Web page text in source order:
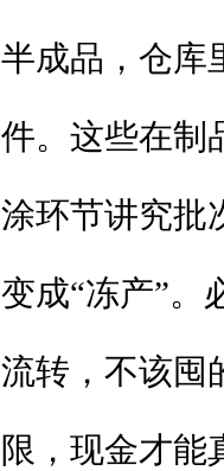
半成品，仓库
件。这些在制
涂环节讲究批
变成“冻产”。
流转，不该囤
限，现金才能